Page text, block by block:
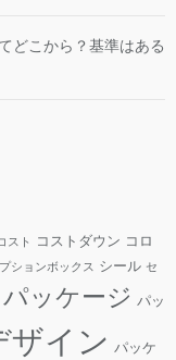
どこから？基準はある
スト コストダウン コロ
ションボックス シール セ
パッケージ パッ
ザイン パッケ